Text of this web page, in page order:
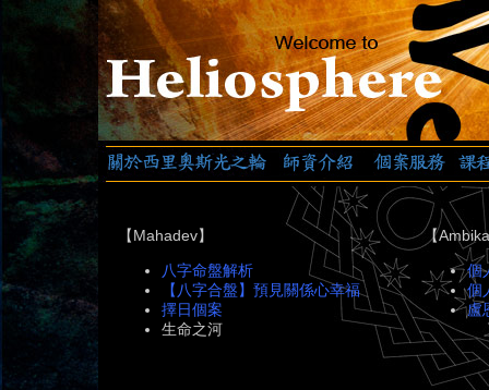
【Mahadev】
八字命盤解析
【八字合盤】預見關係心幸福
擇日個案
生命之河
【
個
個
盧